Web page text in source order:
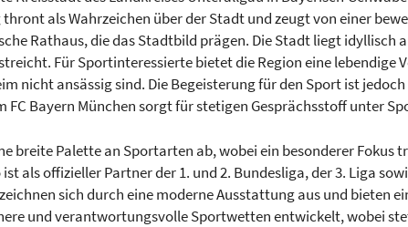
als Wahrzeichen über der Stadt und zeugt von einer
Rathaus, die das Stadtbild prägen. Die Stadt liegt idyllisch
Für Sportinteressierte bietet die Region eine lebendige
nicht ansässig sind. Die Begeisterung für den Sport ist
FC Bayern München sorgt für stetigen Gesprächsstoff unter
breite Palette an Sportarten ab, wobei ein besonderer Fokus
als offizieller Partner der 1. und 2. Bundesliga, der 3. Liga
sich durch eine moderne Ausstattung aus und bieten
und verantwortungsvolle Sportwetten entwickelt, wobei